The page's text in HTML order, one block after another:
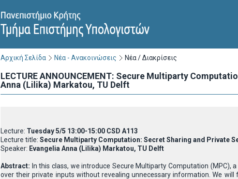
Αρχική Σελίδα Νέα - Ανακοινώσεις Νέα / Διακρίσεις
LECTURE ANNOUNCEMENT: Secure Multiparty
Anna (Lilika) Markatou, TU Delft
Lecture: Tuesday 5/5 13:00-15:00 CSD A113
Lecture title: Secure Multiparty Computation: Secret Sharing and Private
Speaker: Evangelia Anna (Lilika) Markatou, TU Delft
Abstract: In this class, we introduce Secure Multiparty Computation
over their private inputs without revealing unnecessary information. We